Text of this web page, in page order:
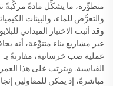
متطوِّرة، ما يشكِّل مادةً مركَّبةً
والتعرُّض للماء، والبيئات
وقد أثبت الاختبار الميداني
القياسية. ويترتب على هذا
مباشرةً، إذ يمكن للمقاولين